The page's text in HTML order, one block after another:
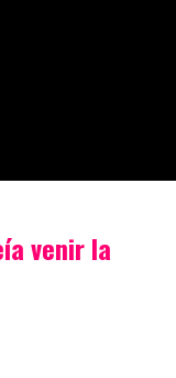
venir la